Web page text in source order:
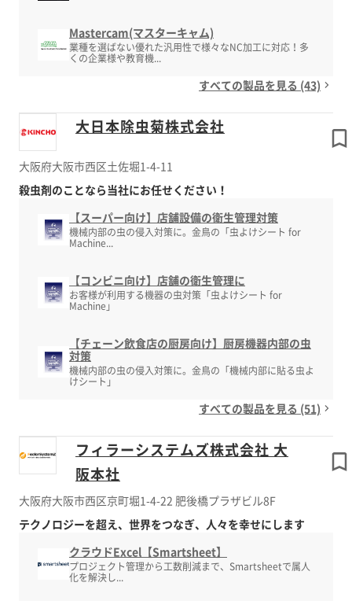
Mastercam(マスターキャム)
業種を選ばない優れた汎用性で様々なNC加工に対応！多
くの企業様や教育機...
すべての製品を見る (43)
大日本除虫菊株式会社
大阪府大阪市西区土佐堀1-4-11
殺虫剤のことなら当社にお任せください！
【スーパー向け】店舗設備の衛生管理対策
機械内部の虫の侵入対策に。金鳥の「虫よけシート for
Machine...
【コンビニ向け】店舗の衛生管理に
お客様が利用する機器の虫対策「虫よけシート for
Machine」
【チェーン飲食店の厨房向け】厨房機器内部の虫
対策
機械内部の虫の侵入対策に。金鳥の「機械内部に貼る虫よ
けシート」
すべての製品を見る (51)
フィラーシステムズ株式会社 大
阪本社
大阪府大阪市西区京町堀1-4-22 肥後橋プラザビル8F
テクノロジーを超え、世界をつなぎ、人々を幸せにします
クラウドExcel【Smartsheet】
プロジェクト管理から工数削減まで、Smartsheetで属人
化を解決し...